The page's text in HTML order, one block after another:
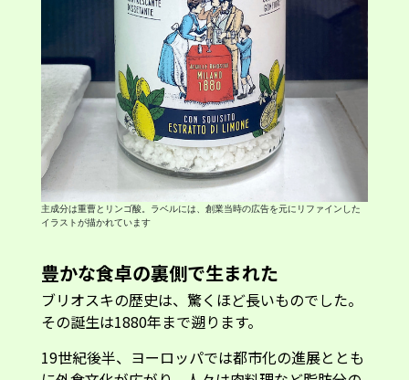
主成分は重曹とリンゴ酸。ラベルには、創業当時の広告を元にリファインした
イラストが描かれています
豊かな食卓の裏側で生まれた
ブリオスキの歴史は、驚くほど長いものでした。
その誕生は1880年まで遡ります。
19世紀後半、ヨーロッパでは都市化の進展ととも